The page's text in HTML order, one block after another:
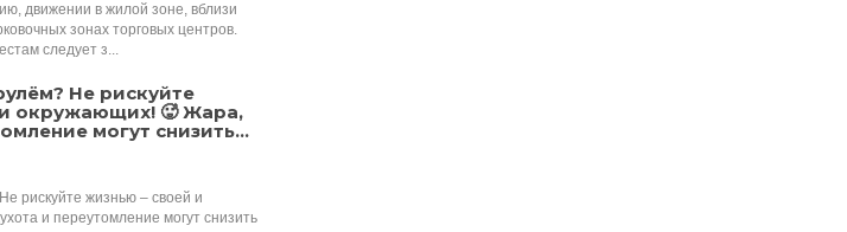
движении в жилой зоне, вблизи
зонах торговых центров.
следует з...
Не рискуйте
окружающих! 🥵 Жара,
могут снизить...
рискуйте жизнью – своей и
и переутомление могут снизить